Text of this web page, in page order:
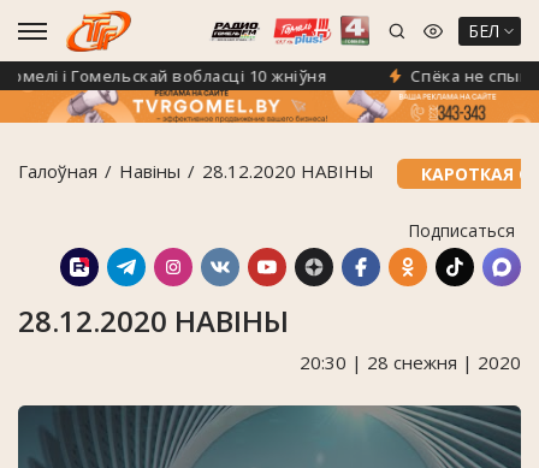
БЕЛ
і Гомельскай вобласці 10 жніўня Спёка не
Галоўная Навiны 28.12.2020 НАВІНЫ КАРОТКАЯ
Подписаться
28.12.2020 НАВІНЫ
20:30 | 28 снежня | 2020